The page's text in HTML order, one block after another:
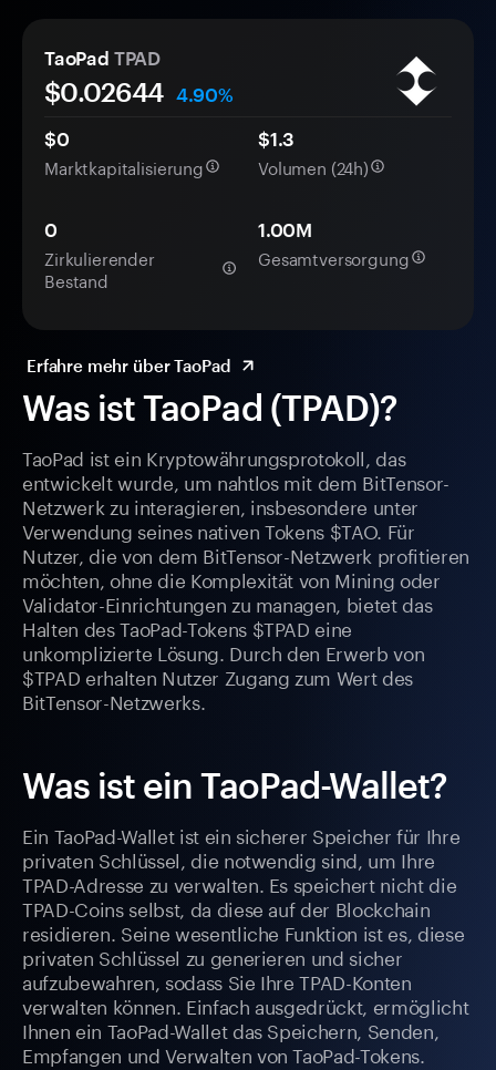
Was ist TaoPad (TPAD)?
TaoPad ist ein Kryptowährungsprotokoll, das
entwickelt wurde, um nahtlos mit dem BitTensor-
Netzwerk zu interagieren, insbesondere unter
Verwendung seines nativen Tokens $TAO. Für
Nutzer, die von dem BitTensor-Netzwerk profitieren
möchten, ohne die Komplexität von Mining oder
Validator-Einrichtungen zu managen, bietet das
Halten des TaoPad-Tokens $TPAD eine
unkomplizierte Lösung. Durch den Erwerb von
$TPAD erhalten Nutzer Zugang zum Wert des
BitTensor-Netzwerks.
Was ist ein TaoPad-Wallet?
Ein TaoPad-Wallet ist ein sicherer Speicher für Ihre
privaten Schlüssel, die notwendig sind, um Ihre
TPAD-Adresse zu verwalten. Es speichert nicht die
TPAD-Coins selbst, da diese auf der Blockchain
residieren. Seine wesentliche Funktion ist es, diese
privaten Schlüssel zu generieren und sicher
aufzubewahren, sodass Sie Ihre TPAD-Konten
verwalten können. Einfach ausgedrückt, ermöglicht
Ihnen ein TaoPad-Wallet das Speichern, Senden,
Empfangen und Verwalten von TaoPad-Tokens.
TaoPad TPAD
$0.02644 4.90%
$0
Marktkapitalisierung
$1.3
Volumen (24h)
0
Zirkulierender
Bestand
1.00M
Gesamtversorgung
Erfahre mehr über TaoPad